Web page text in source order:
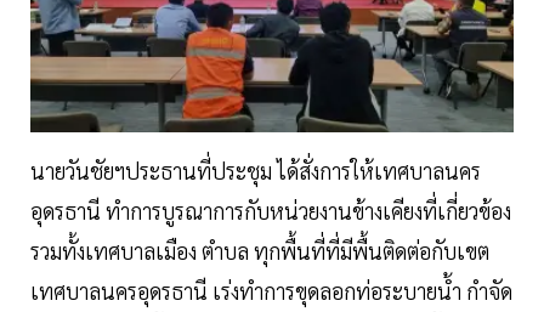
นายวันชัยฯประธานที่ประชุม ได้สั่งการให้เทศบาลนคร
อุดรธานี ทำการบูรณาการกับหน่วยงานข้างเคียงที่เกี่ยวข้อง
รวมทั้งเทศบาลเมือง ตำบล ทุกพื้นที่ที่มีพื้นติดต่อกับเขต
เทศบาลนครอุดรธานี เร่งทำการขุดลอกท่อระบายน้ำ กำจัด